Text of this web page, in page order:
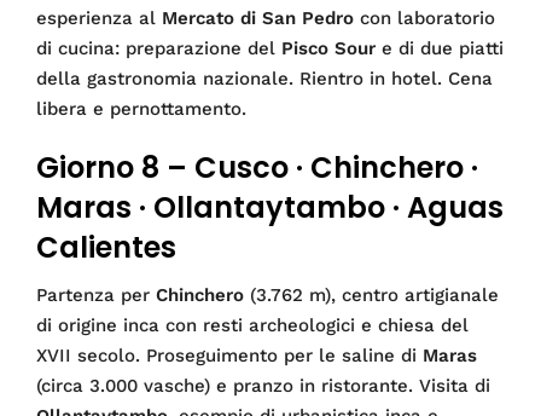
esperienza al Mercato di San Pedro con laboratorio
di cucina: preparazione del Pisco Sour e di due piatti
della gastronomia nazionale. Rientro in hotel. Cena
libera e pernottamento.
Giorno 8 – Cusco · Chinchero ·
Maras · Ollantaytambo · Aguas
Calientes
Partenza per Chinchero (3.762 m), centro artigianale
di origine inca con resti archeologici e chiesa del
XVII secolo. Proseguimento per le saline di Maras
(circa 3.000 vasche) e pranzo in ristorante. Visita di